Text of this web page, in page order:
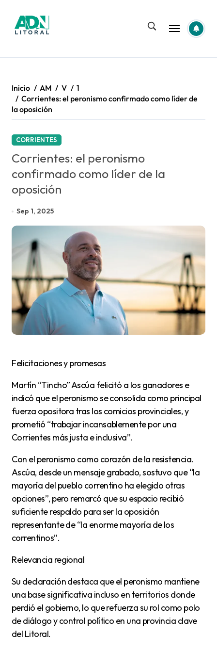
contenido
Inicio AM V
1
Corrientes: el peronismo confirmado como líder de
la oposición
CORRIENTES
Corrientes: el peronismo
confirmado como líder de la
oposición
Sep 1, 2025
Felicitaciones y promesas
Martín “Tincho” Ascúa felicitó a los ganadores e
indicó que el peronismo se consolida como principal
fuerza opositora tras los comicios provinciales, y
prometió “trabajar incansablemente por una
Corrientes más justa e inclusiva”.
Con el peronismo como corazón de la resistencia.
Ascúa, desde un mensaje grabado, sostuvo que “la
mayoría del pueblo correntino ha elegido otras
opciones”, pero remarcó que su espacio recibió
suficiente respaldo para ser la oposición
representante de “la enorme mayoría de los
correntinos”.
Relevancia regional
Su declaración destaca que el peronismo mantiene
una base significativa incluso en territorios donde
perdió el gobierno, lo que refuerza su rol como polo
de diálogo y control político en una provincia clave
del Litoral.